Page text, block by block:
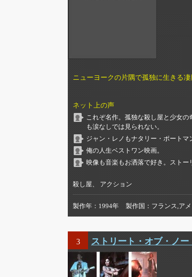
ニューヨークの片隅で孤独に生きる
ネット上の声
これぞ名作。孤独な殺し屋と少女
も涙なしでは見られない。
ジャン・レノもナタリー・ポートマ
俺の人生ベストワン映画。
映像も音楽もお洒落で好き。ストー
殺し屋、 アクション
製作年 1994年 製作国 フランス,ア
3 ストリート・オブ・ノー